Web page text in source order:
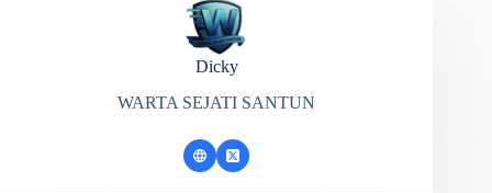
Dicky
WARTA SEJATI SANTUN